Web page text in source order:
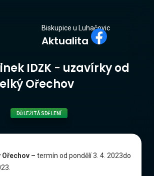
Biskupice u Luhačovic
Aktualita
IDZK - uzavírky od
Ořechov
DŮLEŽITÁ SDĚLENÍ
– termín od pondělí 3. 4. 2023do